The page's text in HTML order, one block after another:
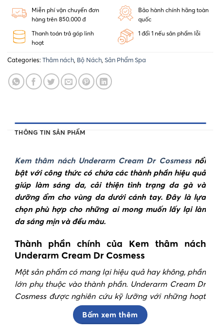
Miễn phí vận chuyển đơn
hàng trên 850.000 đ
Bảo hành chính hãng toàn
quốc
Thanh toán trả góp linh
hoạt
1 đổi 1 nếu sản phẩm lỗi
Categories: Thâm nách, Bộ Nách, Sản Phẩm Spa
THÔNG TIN SẢN PHẨM
Kem thâm nách Underarm Cream Dr Cosmessnổi
bật với công thức có chứa các thành phần hiệu quả
giúp làm sáng da, cải thiện tình trạng da gà và
dưỡng ẩm cho vùng da dưới cánh tay. Đây là lựa
chọn phù hợp cho những ai mong muốn lấy lại làn
da sáng mịn và đều màu.
Thành phần chính của Kem thâm nách
Underarm Cream Dr Cosmess
Một sản phẩm có mang lại hiệu quả hay không, phần
lớn phụ thuộc vào thành phần. Underarm Cream Dr
Cosmess được nghiên cứu kỹ lưỡng với những hoạt
Bấm xem thêm